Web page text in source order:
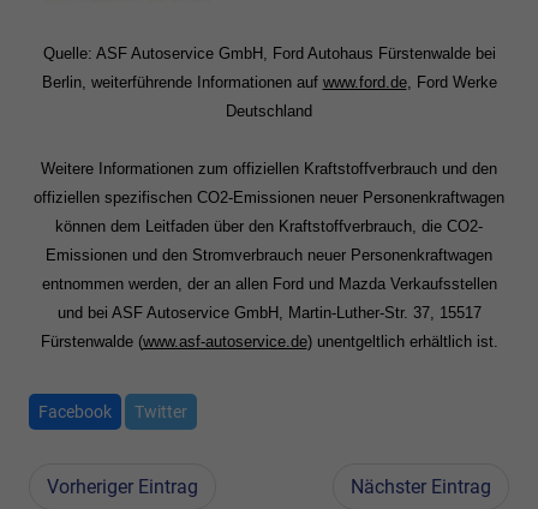
Quelle: ASF Autoservice GmbH, Ford Autohaus Fürstenwalde bei
Berlin, weiterführende Informationen auf www.ford.de, Ford Werke
Deutschland
Weitere Informationen zum offiziellen Kraftstoffverbrauch und den
offiziellen spezifischen CO2-Emissionen neuer Personenkraftwagen
können dem Leitfaden über den Kraftstoffverbrauch, die CO2-
Emissionen und den Stromverbrauch neuer Personenkraftwagen
entnommen werden, der an allen Ford und Mazda Verkaufsstellen
und bei ASF Autoservice GmbH, Martin-Luther-Str. 37, 15517
Fürstenwalde (www.asf-autoservice.de) unentgeltlich erhältlich ist.
Facebook Twitter
Vorheriger Eintrag Nächster Eintrag